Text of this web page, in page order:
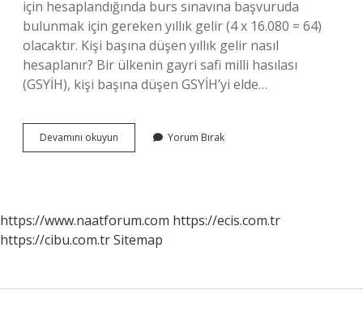
için hesaplandığında burs sınavına başvuruda
bulunmak için gereken yıllık gelir (4 x 16.080 = 64)
olacaktır. Kişi başına düşen yıllık gelir nasıl
hesaplanır? Bir ülkenin gayri safi milli hasılası
(GSYİH), kişi başına düşen GSYİH’yi elde…
Devamını okuyun Bursluluk
Sınavı
Olmalı
Yorum Bırak
https://www.naatforum.com https://ecis.com.tr
https://cibu.com.trSitemap